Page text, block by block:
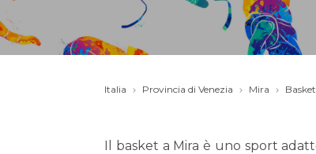
Italia Provincia di Venezia Mira Basket
Il basket a Mira è uno sport